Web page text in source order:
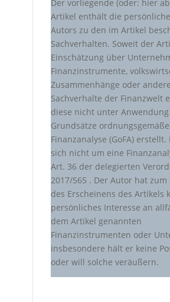
Der vorliegende (oder: hier
Artikel enthält die
Autors zu den im Artikel
Sachverhalten. Soweit der
Einschätzung über
Finanzinstrumente,
Zusammenhänge oder andere
Sachverhalte der Finanzwelt
diese nicht unter
Grundsätze
Finanzanalyse (GoFA)
sich nicht um eine
Art. 36 der delegierten
2017/565 . Der Autor hat
des Erscheinens des Artikels
persönliches Interesse an
dem Artikel genannten
Finanzinstrumenten oder
insbesondere hält er keine
oder will solche veräußern.